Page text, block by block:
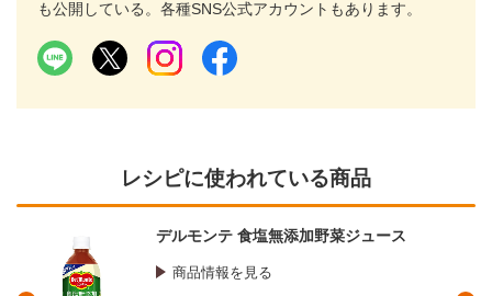
も公開している。各種SNS公式アカウントもあります。
レシピに使われている商品
デルモンテ 食塩無添加野菜ジュース
商品情報を見る